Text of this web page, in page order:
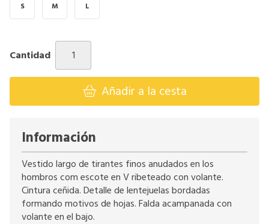
S M L
Cantidad
Añadir a la cesta
Información
Vestido largo de tirantes finos anudados en los
hombros com escote en V ribeteado con volante.
Cintura ceñida. Detalle de lentejuelas bordadas
formando motivos de hojas. Falda acampanada con
volante en el bajo.